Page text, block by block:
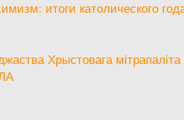
итоги католического
Хрыстовага мітрапаліта